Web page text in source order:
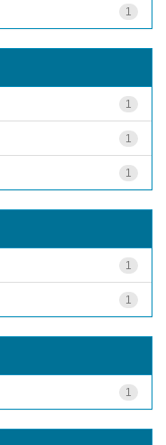
1
1
1
1
1
1
1